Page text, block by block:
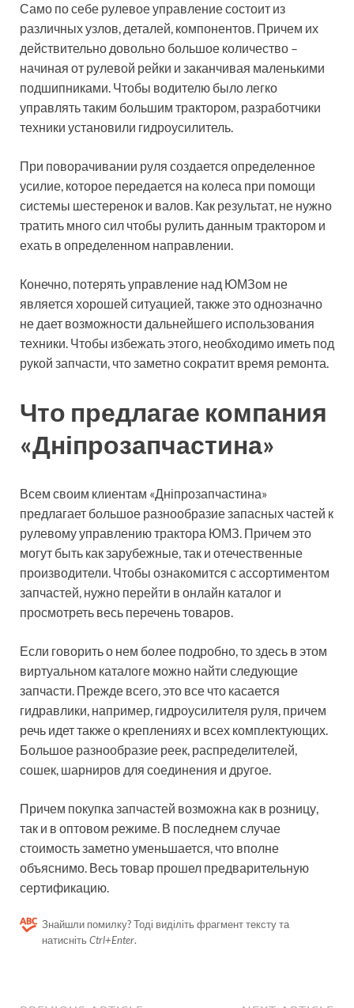
Само по себе рулевое управление состоит из
различных узлов, деталей, компонентов. Причем их
действительно довольно большое количество –
начиная от рулевой рейки и заканчивая маленькими
подшипниками. Чтобы водителю было легко
управлять таким большим трактором, разработчики
техники установили гидроусилитель.
При поворачивании руля создается определенное
усилие, которое передается на колеса при помощи
системы шестеренок и валов. Как результат, не нужно
тратить много сил чтобы рулить данным трактором и
ехать в определенном направлении.
Конечно, потерять управление над ЮМЗом не
является хорошей ситуацией, также это однозначно
не дает возможности дальнейшего использования
техники. Чтобы избежать этого, необходимо иметь под
рукой запчасти, что заметно сократит время ремонта.
Что предлагае компания
«Дніпрозапчастина»
Всем своим клиентам «Дніпрозапчастина»
предлагает большое разнообразие запасных частей к
рулевому управлению трактора ЮМЗ. Причем это
могут быть как зарубежные, так и отечественные
производители. Чтобы ознакомится с ассортиментом
запчастей, нужно перейти в онлайн каталог и
просмотреть весь перечень товаров.
Если говорить о нем более подробно, то здесь в этом
виртуальном каталоге можно найти следующие
запчасти. Прежде всего, это все что касается
гидравлики, например, гидроусилителя руля, причем
речь идет также о креплениях и всех комплектующих.
Большое разнообразие реек, распределителей,
сошек, шарниров для соединения и другое.
Причем покупка запчастей возможна как в розницу,
так и в оптовом режиме. В последнем случае
стоимость заметно уменьшается, что вполне
объяснимо. Весь товар прошел предварительную
сертификацию.
Знайшли помилку? Тоді виділіть фрагмент тексту та
натисніть Ctrl+Enter.